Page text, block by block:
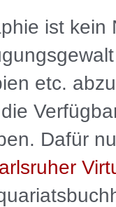
ist kein
etc.
Dafür